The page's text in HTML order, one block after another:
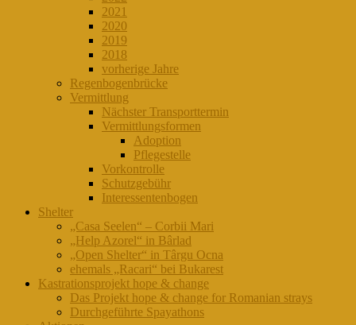
2021
2020
2019
2018
vorherige Jahre
Regenbogenbrücke
Vermittlung
Nächster Transporttermin
Vermittlungsformen
Adoption
Pflegestelle
Vorkontrolle
Schutzgebühr
Interessentenbogen
Shelter
„Casa Seelen“ – Corbii Mari
„Help Azorel“ in Bârlad
„Open Shelter“ in Târgu Ocna
ehemals „Racari“ bei Bukarest
Kastrationsprojekt hope & change
Das Projekt hope & change for Romanian strays
Durchgeführte Spayathons